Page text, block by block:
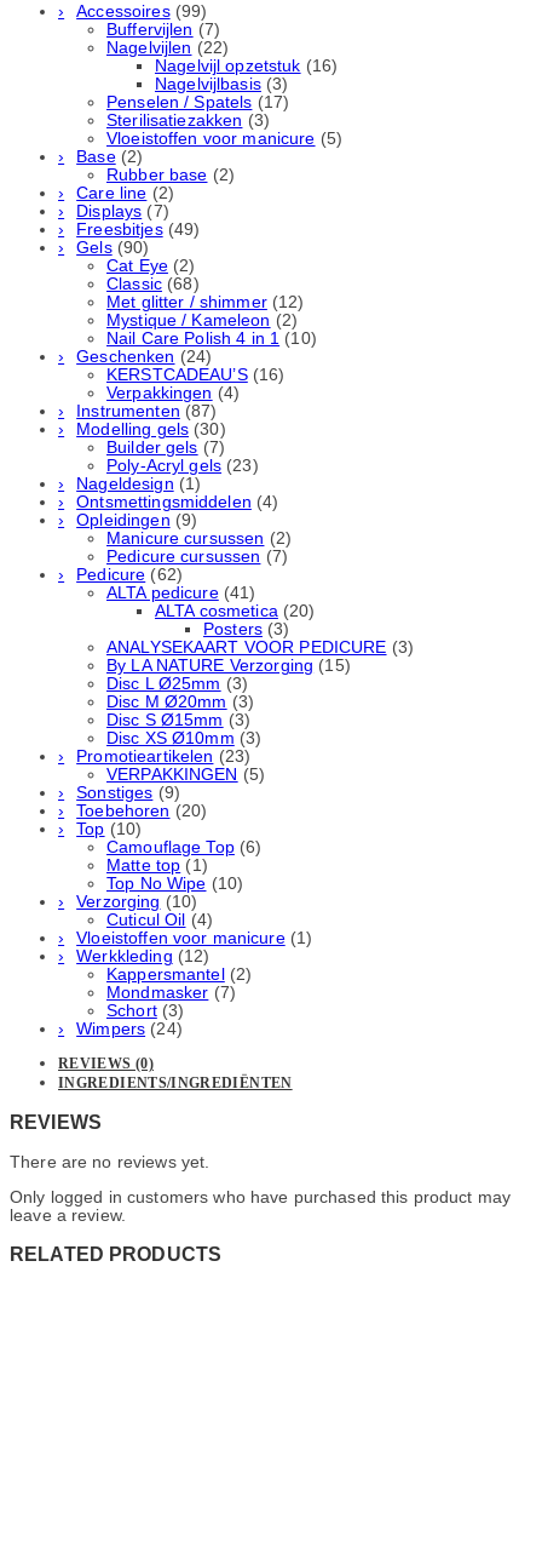
Accessoires (99)
Buffervijlen (7)
Nagelvijlen (22)
Nagelvijl opzetstuk (16)
Nagelvijlbasis (3)
Penselen / Spatels (17)
Sterilisatiezakken (3)
Vloeistoffen voor manicure (5)
Base (2)
Rubber basе (2)
Care line (2)
Displays (7)
Freesbitjes (49)
Gels (90)
Cat Eye (2)
Classic (68)
Met glitter / shimmer (12)
Mystique / Kameleon (2)
Nail Care Polish 4 in 1 (10)
Geschenken (24)
KERSTCADEAU’S (16)
Verpakkingen (4)
Instrumenten (87)
Modelling gels (30)
Builder gels (7)
Poly-Acryl gels (23)
Nageldesign (1)
Ontsmettingsmiddelen (4)
Opleidingen (9)
Manicure cursussen (2)
Pedicure cursussen (7)
Pedicure (62)
ALTA pedicure (41)
ALTA cosmetica (20)
Posters (3)
ANALYSEKAART VOOR PEDICURE (3)
By LA NATURE Verzorging (15)
Disc L Ø25mm (3)
Disc M Ø20mm (3)
Disc S Ø15mm (3)
Disc XS Ø10mm (3)
Promotieartikelen (23)
VERPAKKINGEN (5)
Sonstiges (9)
Toebehoren (20)
Top (10)
Camouflage Top (6)
Matte top (1)
Top No Wipe (10)
Verzorging (10)
Cuticul Oil (4)
Vloeistoffen voor manicure (1)
Werkkleding (12)
Kappersmantel (2)
Mondmasker (7)
Schort (3)
Wimpers (24)
REVIEWS (0)
INGREDIENTS/INGREDIËNTEN
REVIEWS
There are no reviews yet.
Only logged in customers who have purchased this product may
leave a review.
RELATED PRODUCTS